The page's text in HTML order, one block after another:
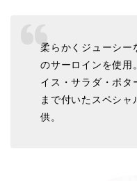
柔らかくジューシー
のサーロインを使用
イス・サラダ・ポタ
まで付いたスペシャ
供。